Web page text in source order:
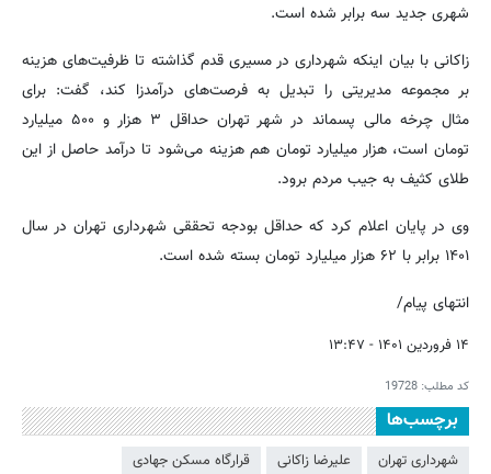
شهری جدید سه برابر شده است.
زاکانی با بیان اینکه شهرداری در مسیری قدم گذاشته تا ظرفیت‌های هزینه
بر مجموعه مدیریتی را تبدیل به فرصت‌های درآمدزا کند، گفت: برای
مثال چرخه مالی پسماند در شهر تهران حداقل ۳ هزار و ۵۰۰ میلیارد
تومان است، هزار میلیارد تومان هم هزینه می‌شود تا درآمد حاصل از این
طلای کثیف به جیب مردم برود.
وی در پایان اعلام کرد که حداقل بودجه تحققی شهرداری تهران در سال
۱۴۰۱ برابر با ۶۲ هزار میلیارد تومان بسته شده است.
انتهای پیام/
۱۴ فروردین ۱۴۰۱ - ۱۳:۴۷
کد مطلب: 19728
برچسب‌ها
شهرداری تهران علیرضا زاکانی
قرارگاه مسکن جهادی